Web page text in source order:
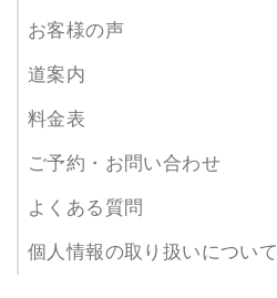
お客様の声
道案内
料金表
ご予約・お問い合わせ
よくある質問
個人情報の取り扱いについて